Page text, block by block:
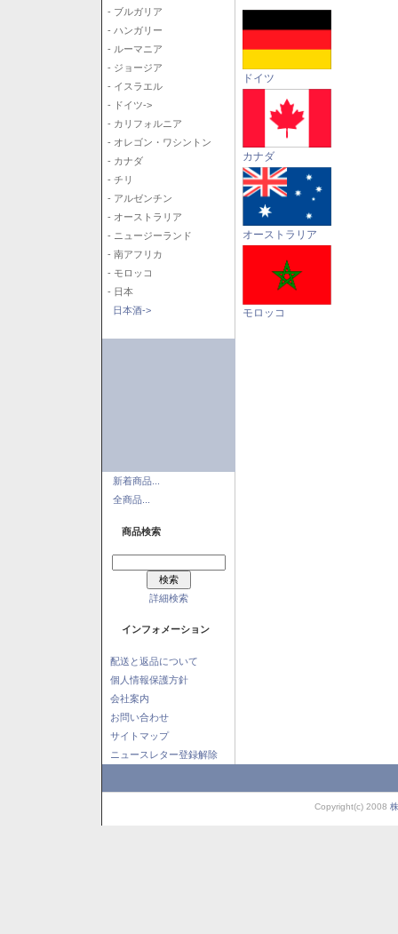
- ブルガリア
- ハンガリー
- ルーマニア
- ジョージア
- イスラエル
- ドイツ->
- カリフォルニア
- オレゴン・ワシントン
- カナダ
- チリ
- アルゼンチン
- オーストラリア
- ニュージーランド
- 南アフリカ
- モロッコ
- 日本
日本酒->
新着商品...
全商品...
商品検索
詳細検索
インフォメーション
配送と返品について
個人情報保護方針
会社案内
お問い合わせ
サイトマップ
ニュースレター登録解除
ドイツ
カナダ
オーストラリア
モロッコ
Copyright(c) 2008